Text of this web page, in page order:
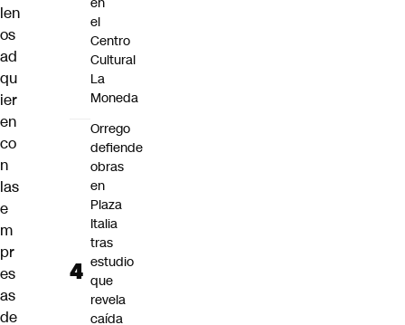
len
os
ad
qu
ier
en
co
n
las
e
m
pr
es
as
de
el
Centro
Cultural
La
Moneda
Orrego
defiende
obras
en
Plaza
Italia
tras
estudio
que
revela
caída